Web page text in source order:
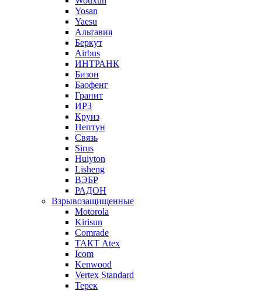
Yosan
Yaesu
Альтавия
Беркут
Airbus
ИНТРАНК
Бизон
Баофенг
Гранит
ИРЗ
Круиз
Нептун
Связь
Sirus
Huiyton
Lisheng
ВЭБР
РАДОН
Взрывозащищенные
Motorola
Kirisun
Comrade
ТАКТ Atex
Icom
Kenwood
Vertex Standard
Терек